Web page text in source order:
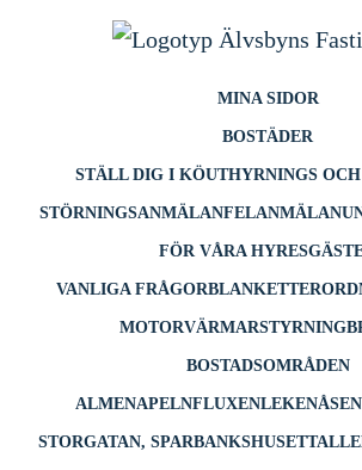
MINA SIDOR
BOSTÄDER
STÄLL DIG I KÖUTHYRNINGS
STÖRNINGSANMÄLANFELANMÄLAN
FÖR VÅRA
VANLIGA FRÅGORBLANKETTER
MOTORVÄRMARSTYRNING
BOSTADSOMRÅDEN
ALMENAPELNFLUXENLEKENÅSEN
STORGATAN, SPARBANKSHUSET